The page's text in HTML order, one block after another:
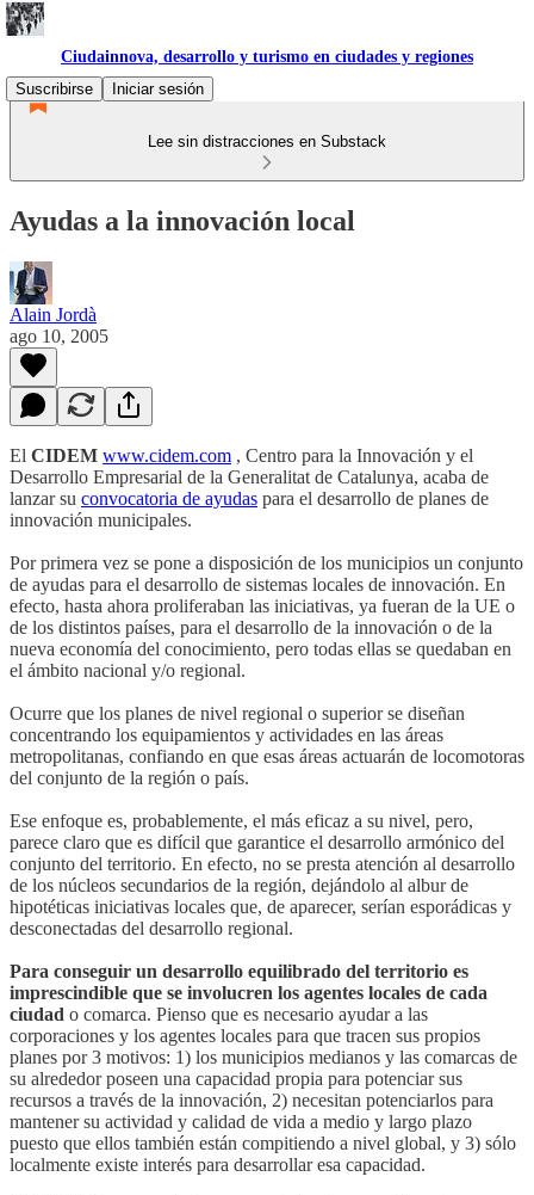
Ciudainnova, desarrollo y turismo en ciudades y regiones
Suscribirse
Iniciar sesión
Lee sin distracciones en Substack
Ayudas a la innovación local
Alain Jordà
ago 10, 2005
El CIDEM www.cidem.com , Centro para la Innovación y el
Desarrollo Empresarial de la Generalitat de Catalunya, acaba de
lanzar su convocatoria de ayudas para el desarrollo de planes de
innovación municipales.
Por primera vez se pone a disposición de los municipios un conjunto
de ayudas para el desarrollo de sistemas locales de innovación. En
efecto, hasta ahora proliferaban las iniciativas, ya fueran de la UE o
de los distintos países, para el desarrollo de la innovación o de la
nueva economía del conocimiento, pero todas ellas se quedaban en
el ámbito nacional y/o regional.
Ocurre que los planes de nivel regional o superior se diseñan
concentrando los equipamientos y actividades en las áreas
metropolitanas, confiando en que esas áreas actuarán de locomotoras
del conjunto de la región o país.
Ese enfoque es, probablemente, el más eficaz a su nivel, pero,
parece claro que es difícil que garantice el desarrollo armónico del
conjunto del territorio. En efecto, no se presta atención al desarrollo
de los núcleos secundarios de la región, dejándolo al albur de
hipotéticas iniciativas locales que, de aparecer, serían esporádicas y
desconectadas del desarrollo regional.
Para conseguir un desarrollo equilibrado del territorio es
imprescindible que se involucren los agentes locales de cada
ciudad o comarca. Pienso que es necesario ayudar a las
corporaciones y los agentes locales para que tracen sus propios
planes por 3 motivos: 1) los municipios medianos y las comarcas de
su alrededor poseen una capacidad propia para potenciar sus
recursos a través de la innovación, 2) necesitan potenciarlos para
mantener su actividad y calidad de vida a medio y largo plazo
puesto que ellos también están compitiendo a nivel global, y 3) sólo
localmente existe interés para desarrollar esa capacidad.